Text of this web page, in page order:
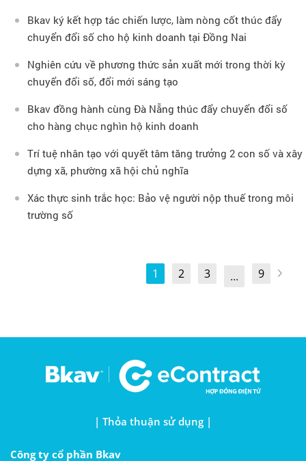
Bkav ký kết hợp tác chiến lược, làm nòng cốt thúc đẩy
chuyển đổi số cho hộ kinh doanh tại Đồng Nai
Nghiên cứu về phương thức sản xuất mới trong thời kỳ
chuyển đổi số, đổi mới sáng tạo
Bkav đồng hành cùng Đà Nẵng thúc đẩy chuyển đổi số
cho hàng chục nghìn hộ kinh doanh
Trí tuệ nhân tạo với quyết tâm tăng trưởng 2 con số và xây
dựng xã, phường xã hội chủ nghĩa
Xác thực sinh trắc học: Bảo vệ người nộp thuế trong môi
trường số
1 2 3 ... 9
| Thỏa thuận sử dụng |
Công ty cổ phần Bkav